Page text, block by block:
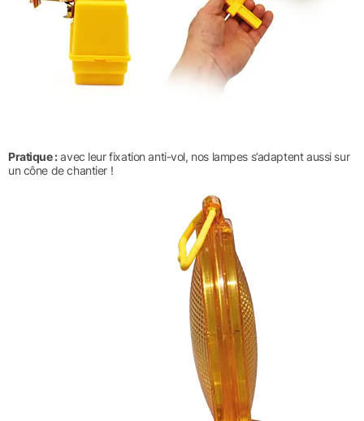
Pratique :avec leur fixation anti-vol, nos lampes s’adaptent aussi sur
un cône de chantier !